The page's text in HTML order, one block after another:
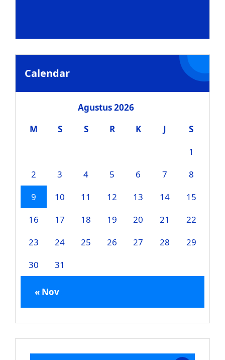
Calendar
Agustus 2026
M
S S R K J
S
1
2
3 4 5 6 7
8
9
10 11 12 13 14
15
16
17 18 19 20 21
22
23
24 25 26 27 28
29
30
31
« Nov